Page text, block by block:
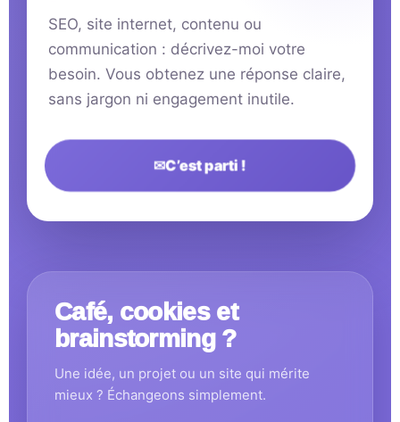
SEO, site internet, contenu ou
communication : décrivez-moi votre
besoin. Vous obtenez une réponse claire,
sans jargon ni engagement inutile.
✉C’est parti !
Café, cookies et
brainstorming ?
Une idée, un projet ou un site qui mérite
mieux ? Échangeons simplement.